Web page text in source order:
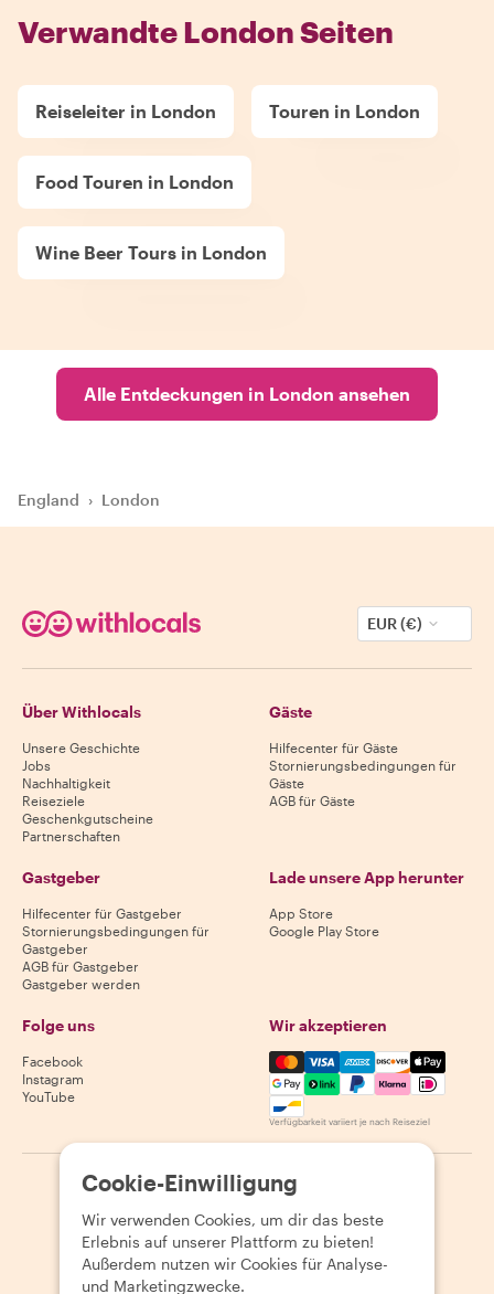
Verwandte London Seiten
Reiseleiter in London Touren in London
Food Touren in London
Wine Beer Tours in London
Alle Entdeckungen in London ansehen
England › London
EUR (€)
Über Withlocals
Unsere Geschichte
Jobs
Nachhaltigkeit
Reiseziele
Geschenkgutscheine
Partnerschaften
Gäste
Hilfecenter für Gäste
Stornierungsbedingungen für
Gäste
AGB für Gäste
Gastgeber
Hilfecenter für Gastgeber
Stornierungsbedingungen für
Gastgeber
AGB für Gastgeber
Gastgeber werden
Lade unsere App herunter
App Store
Google Play Store
Folge uns
Facebook
Instagram
YouTube
Wir akzeptieren
Mastercard, Visa, Amex,
Verfügbarkeit variiert je nach Reiseziel
2026 Withlocals.com | Datenschutzerklärung
Seitenübersicht
Cookie-Einwilligung
Wir verwenden Cookies, um dir das beste
Erlebnis auf unserer Plattform zu bieten!
Außerdem nutzen wir Cookies für Analyse-
und Marketingzwecke.